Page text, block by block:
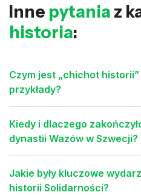
Inne pytania z
historia:
Czym jest „chichot
przykłady?
Kiedy i dlaczego
dynastii Wazów w Szwecji?
Jakie były kluczowe
historii Solidarności?